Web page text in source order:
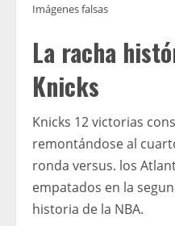
Imágenes falsas
La racha
Knicks
Knicks 12 victorias
remontándose al
ronda versus. los
empatados en la
historia de la NBA.